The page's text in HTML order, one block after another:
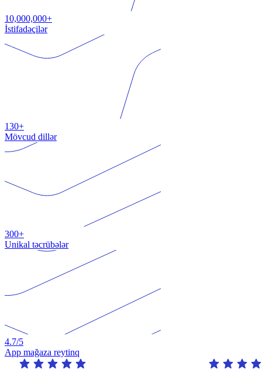
10,000,000+
İstifadəçilər
130+
Mövcud dillər
300+
Unikal təcrübələr
4.7/5
App mağaza reytinq